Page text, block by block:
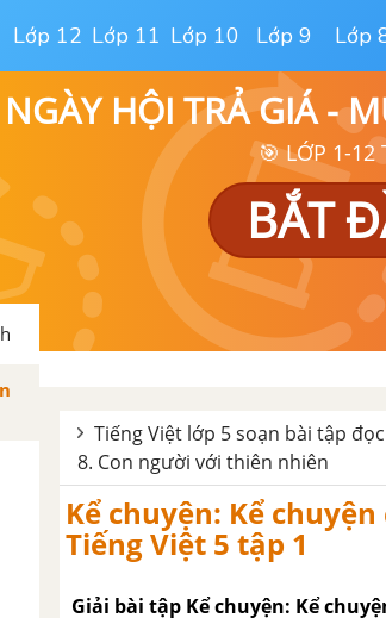
Lớp 12 Lớp 11 Lớp 10 Lớp 9 Lớp
HỘI TRẢ GIÁ -
🎯 LỚP 1-12
BẮT
Tiếng Việt lớp 5 soạn bài tập
8. Con người với thiên nhiên
Kể chuyện: Kể
Tiếng Việt 5 tập 1
Giải bài tập Kể chuyện: Kể